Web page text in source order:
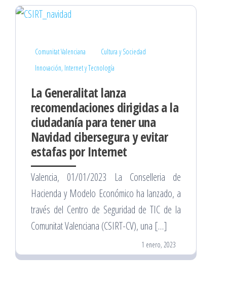
Comunitat Valenciana
Cultura y Sociedad
Innovación, Internet y Tecnología
La Generalitat lanza
recomendaciones dirigidas a la
ciudadanía para tener una
Navidad cibersegura y evitar
estafas por Internet
Valencia, 01/01/2023 La Conselleria de
Hacienda y Modelo Económico ha lanzado, a
través del Centro de Seguridad de TIC de la
Comunitat Valenciana (CSIRT-CV), una […]
1 enero, 2023